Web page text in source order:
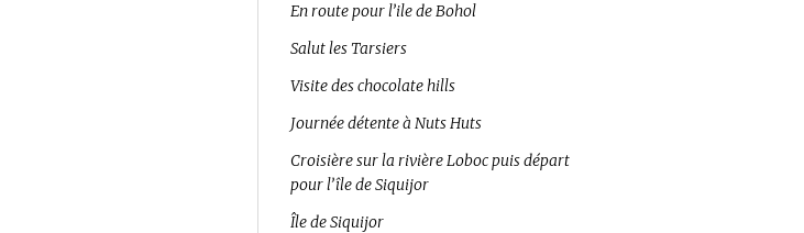
En route pour l’ile de Bohol
Salut les Tarsiers
Visite des chocolate hills
Journée détente à Nuts Huts
Croisière sur la rivière Loboc puis départ
pour l’île de Siquijor
Île de Siquijor